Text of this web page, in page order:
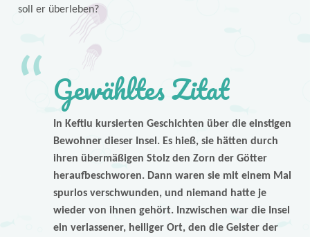
soll er überleben?
Gewähltes Zitat
In Keftiu kursierten Geschichten über die einstigen
Bewohner dieser Insel. Es hieß, sie hätten durch
ihren übermäßigen Stolz den Zorn der Götter
heraufbeschworen. Dann waren sie mit einem Mal
spurlos verschwunden, und niemand hatte je
wieder von ihnen gehört. Inzwischen war die Insel
ein verlassener, heiliger Ort, den die Geister der